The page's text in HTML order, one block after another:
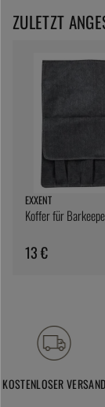
ZULETZT
EXXENT
Koffer für
13 €
KOSTENLOSER VERSAND